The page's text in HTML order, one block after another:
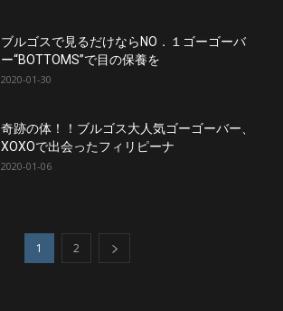
ブルゴスで見るだけならNO．１ゴーゴーバ
ー“BOTTOMS”で目の保養を
2020-01-30
奇跡の体！！ブルゴス大人気ゴーゴーバー、
XOXOで出会ったフィリピーナ
2020-01-06
1 2